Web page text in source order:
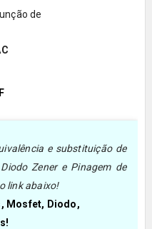
de
e substituição de
Zener e Pinagem de
link abaixo!
Mosfet, Diodo,